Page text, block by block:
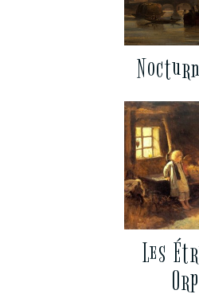
Les